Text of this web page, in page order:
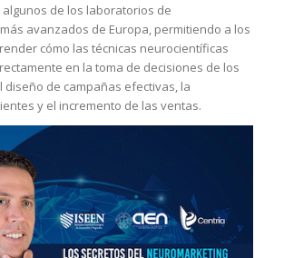
de los laboratorios de
avanzados de Europa, permitiendo a los
cómo las técnicas neurocientíficas
en la toma de decisiones de los
diseño de campañas efectivas, la
y el incremento de las ventas.